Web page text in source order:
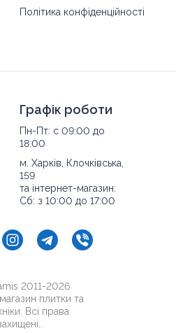
Політика конфіденційності
Графік роботи
Пн-Пт: с 09:00 до
18:00
м. Харків, Клочківська,
159
та інтернет-магазин:
Сб: з 10:00 до 17:00
2011-2026
плитки та
Всі права